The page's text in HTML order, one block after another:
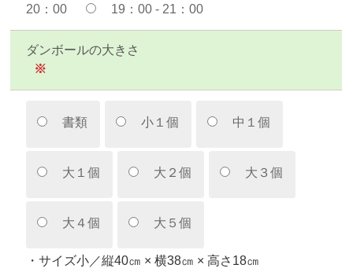
20：00
19：00 - 21：00
ダンボールの大きさ
※
書類 小１個 中１個
大１個 大２個 大３個
大４個 大５個
・サイズ小／縦40㎝ × 横38㎝ × 高さ18㎝